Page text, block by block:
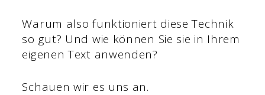
Warum also funktioniert diese Technik
so gut? Und wie können Sie sie in Ihrem
eigenen Text anwenden?
Schauen wir es uns an.